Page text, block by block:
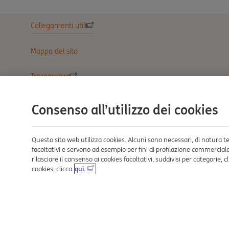
Collegamenti utili
Mappa del sito
Trasparenza
Sezione Privacy
Reclami e Risoluzione delle controversie
Consenso all’utilizzo dei cookies
Questo sito web utilizza cookies. Alcuni sono necessari, di natura
facoltativi e servono ad esempio per fini di profilazione
rilasciare il consenso ai cookies facoltativi, suddivisi per categorie,
cookies, clicca qui.